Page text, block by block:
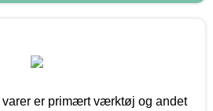
varer er primært værktøj og andet